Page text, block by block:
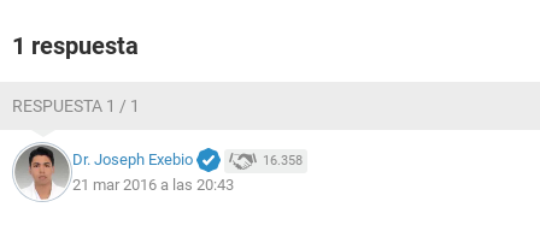
1 respuesta
RESPUESTA 1 / 1
Dr. Joseph Exebio 16.358
21 mar 2016 a las 20:43